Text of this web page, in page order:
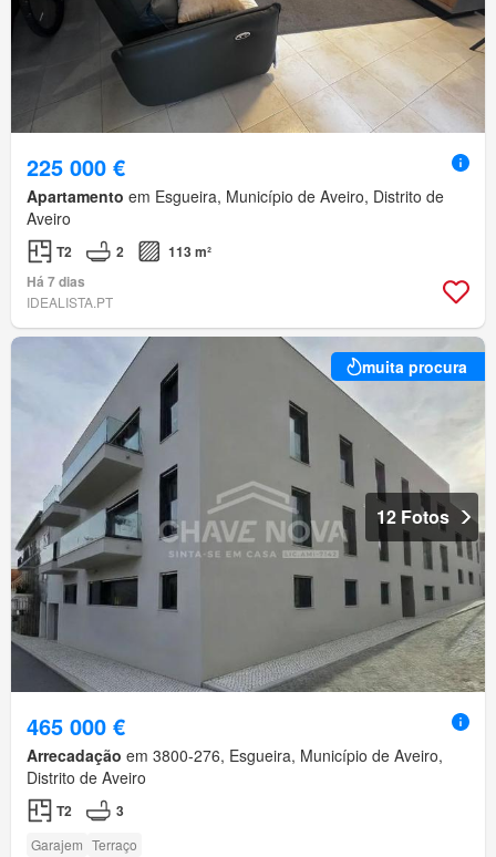
225 000 €
Apartamento em Esgueira, Município de Aveiro, Distrito de
Aveiro
T2 2
113 m²
Há 7 dias
IDEALISTA.PT
muita procura
12 Fotos
465 000 €
Arrecadação em 3800-276, Esgueira, Município de Aveiro,
Distrito de Aveiro
T2 3
Garajem Terraço